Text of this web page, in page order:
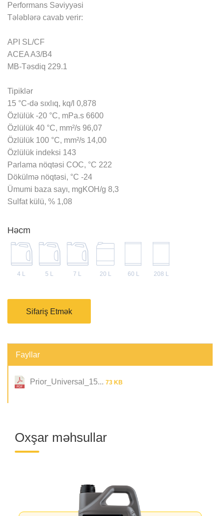
Performans Səviyyəsi
Tələblərə cavab verir:
API SL/CF
ACEA A3/B4
MB-Təsdiq 229.1
Tipiklər
15 °C-də sıxlıq, kq/l 0,878
Özlülük -20 °C, mPa.s 6600
Özlülük 40 °C, mm²/s 96,07
Özlülük 100 °C, mm²/s 14,00
Özlülük indeksi 143
Parlama nöqtəsi COC, °C 222
Dökülmə nöqtəsi, °C -24
Ümumi baza sayı, mgKOH/g 8,3
Sulfat külü, % 1,08
Həcm
4 L 5 L 7 L 20 L 60 L 208 L
Sifariş Etmək
Fayllar
Prior_Universal_15... 73 KB
Oxşar məhsullar